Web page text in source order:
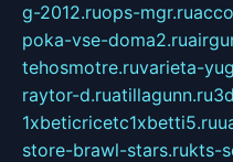
g-2012.ruops-mgr.ru
poka-vse-doma2.ru
tehosmotre.ruvarieta-
raytor-d.ruatillagunn.ru
1xbeticricetc1xbetti5.ru
store-brawl-stars.rukts-